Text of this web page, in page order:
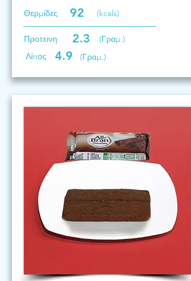
Θερμίδες 92 (kcals)
Προτεινη 2.3
(Γραμ.)
Λίπος
4.9 (Γραμ.)